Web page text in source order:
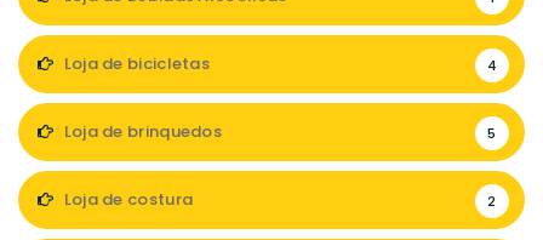
Loja de bicicletas 4
Loja de brinquedos 5
Loja de costura 2